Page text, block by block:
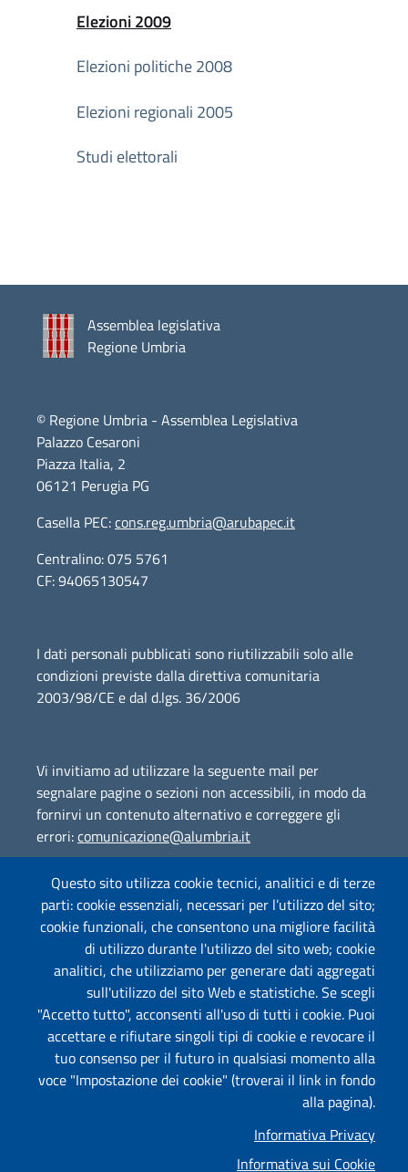
Elezioni 2009Attivo
Elezioni politiche 2008
Elezioni regionali 2005
Studi elettorali
Assemblea legislativa
Regione Umbria
© Regione Umbria - Assemblea Legislativa
Palazzo Cesaroni
Piazza Italia, 2
06121 Perugia PG
Casella PEC:cons.reg.umbria@arubapec.it
Centralino: 075 5761
CF: 94065130547
I dati personali pubblicati sono riutilizzabili solo alle
condizioni previste dalla direttiva comunitaria
2003/98/CE e dal d.lgs. 36/2006
Vi invitiamo ad utilizzare la seguente mail per
segnalare pagine o sezioni non accessibili, in modo da
fornirvi un contenuto alternativo e correggere gli
errori:comunicazione@alumbria.it
Amministrazione Trasparente
Segnalazione Illeciti(whistleblowing)
Albo on-line
Piè di pagina
Useful links section
Questo sito utilizza cookie tecnici, analitici e di terze
parti: cookie essenziali, necessari per l’utilizzo del sito;
cookie funzionali, che consentono una migliore facilità
di utilizzo durante l'utilizzo del sito web; cookie
analitici, che utilizziamo per generare dati aggregati
sull'utilizzo del sito Web e statistiche. Se scegli
"Accetto tutto", acconsenti all'uso di tutti i cookie. Puoi
accettare e rifiutare singoli tipi di cookie e revocare il
tuo consenso per il futuro in qualsiasi momento alla
voce "Impostazione dei cookie" (troverai il link in fondo
alla pagina).
Informativa Privacy
Informativa sui Cookie